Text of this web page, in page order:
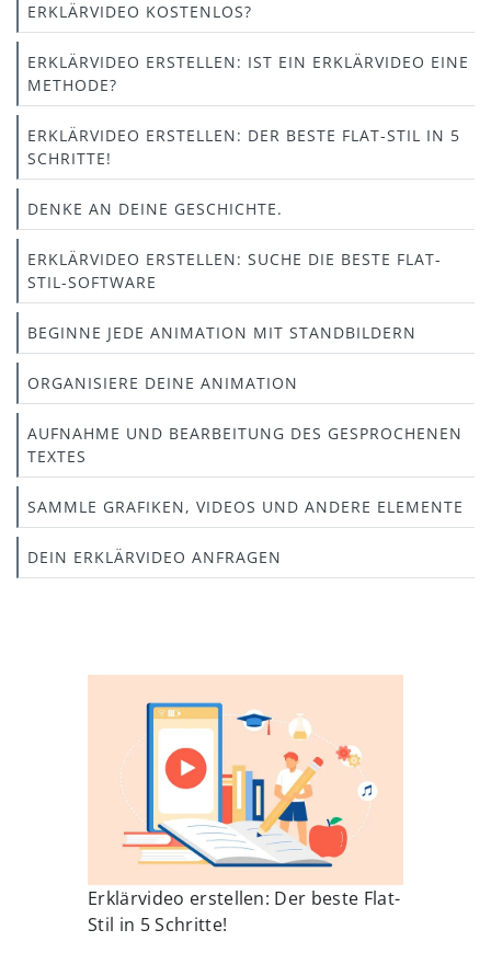
ERKLÄRVIDEO KOSTENLOS?
ERKLÄRVIDEO ERSTELLEN: IST EIN ERKLÄRVIDEO EINE
METHODE?
ERKLÄRVIDEO ERSTELLEN: DER BESTE FLAT-STIL IN 5
SCHRITTE!
DENKE AN DEINE GESCHICHTE.
ERKLÄRVIDEO ERSTELLEN: SUCHE DIE BESTE FLAT-
STIL-SOFTWARE
BEGINNE JEDE ANIMATION MIT STANDBILDERN
ORGANISIERE DEINE ANIMATION
AUFNAHME UND BEARBEITUNG DES GESPROCHENEN
TEXTES
SAMMLE GRAFIKEN, VIDEOS UND ANDERE ELEMENTE
DEIN ERKLÄRVIDEO ANFRAGEN
Erklärvideo erstellen: Der beste Flat-
Stil in 5 Schritte!